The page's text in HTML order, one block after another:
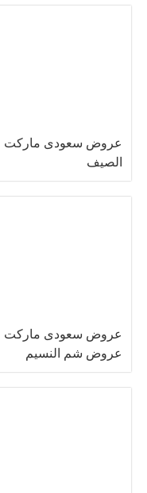
الصيف
عروض شم النسيم